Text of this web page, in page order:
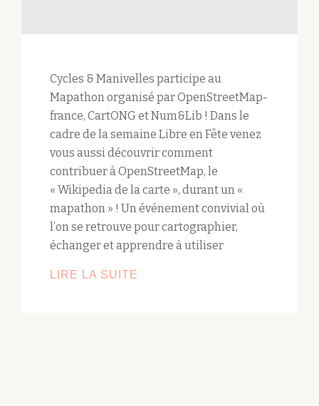
Cycles & Manivelles participe au
Mapathon organisé par OpenStreetMap-
france, CartONG et Num&Lib ! Dans le
cadre de la semaine Libre en Fête venez
vous aussi découvrir comment
contribuer à OpenStreetMap, le
« Wikipedia de la carte », durant un «
mapathon » ! Un événement convivial où
l’on se retrouve pour cartographier,
échanger et apprendre à utiliser
LIRE LA SUITE